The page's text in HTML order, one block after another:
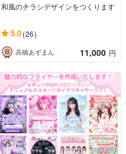
和風のチラシデザインをつくります
5.0(26)
高橋あずまん 11,000 円